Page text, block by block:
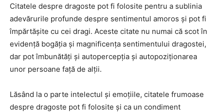
Citatele despre dragoste pot fi folosite pentru a sublinia
adevărurile profunde despre sentimentul amoros și pot fi
împărtășite cu cei dragi. Aceste citate nu numai că scot în
evidență bogăția și magnificența sentimentului dragostei,
dar pot îmbunătăți și autopercepția și autopoziționarea
unor persoane față de alții.
Lăsând la o parte intelectul și emoțiile, citatele frumoase
despre dragoste pot fi folosite și ca un condiment